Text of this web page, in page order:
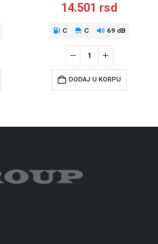
14.501 rsd
C C 69 dB
DODAJ U KORPU